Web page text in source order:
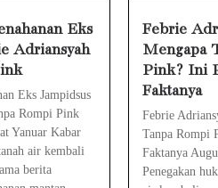
Wajah? Ini
Eks
Adriansyah
Eks Jampidsus
Rompi Pink
Yanuar Kabar
air kembali
berita
Febrie
Mengapa
Pink? Ini
Faktanya
Febrie
Tanpa Rompi
Faktanya
Penegakan